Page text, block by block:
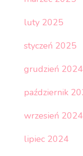
luty 2025
styczeń 2025
grudzień 2024
październik
wrzesień 2024
lipiec 2024